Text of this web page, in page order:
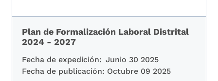
Plan de Formalización Laboral Distrital
2024 - 2027
Fecha de expedición: Junio 30 2025
Fecha de publicación: Octubre 09 2025